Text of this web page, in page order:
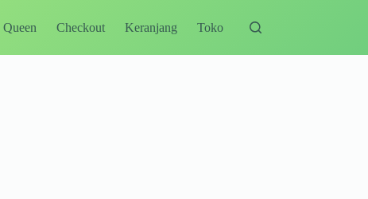
Checkout Keranjang Toko